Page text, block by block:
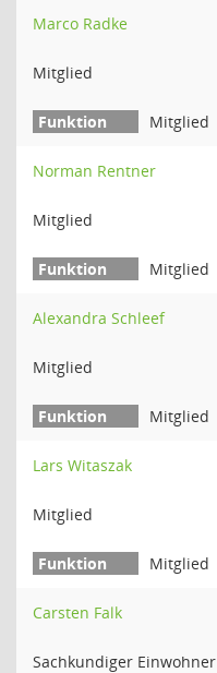
Marco Radke
Mitglied
Mitglied
Norman Rentner
Mitglied
Mitglied
Alexandra Schleef
Mitglied
Mitglied
Lars Witaszak
Mitglied
Mitglied
Carsten Falk
Sachkundiger Einwohner